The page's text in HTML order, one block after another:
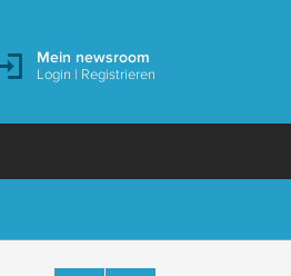
Mein newsroom
Login | Registrieren